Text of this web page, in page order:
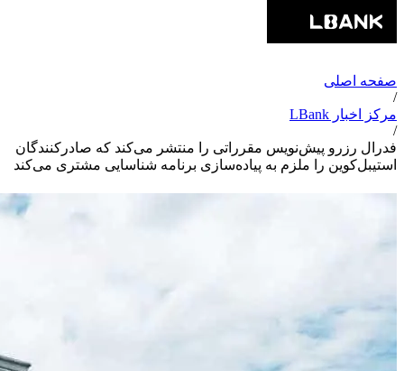
صفحه اصلی
/
مرکز اخبار LBank
/
فدرال رزرو پیش‌نویس مقرراتی را منتشر می‌کند که صادرکنندگان
استیبل‌کوین را ملزم به پیاده‌سازی برنامه شناسایی مشتری می‌کند